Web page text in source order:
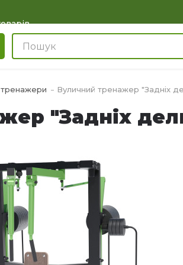
тренажери Вуличний тренажер "Задніх
"Задніх